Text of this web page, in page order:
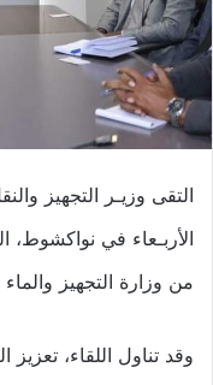
التقى وزيـر التجهيز
الأربـعاء في نواكشوط،
من وزارة التجهيز والماء
وقد تناول اللقاء، تعزيز